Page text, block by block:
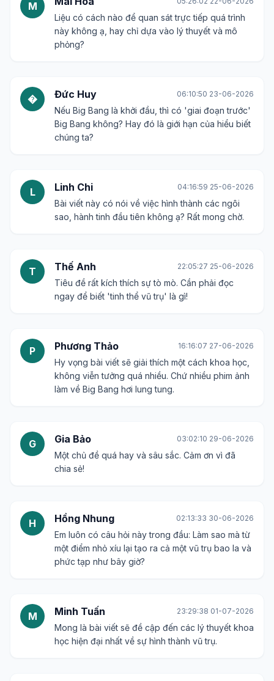
M
Liệu có cách nào để quan sát trực tiếp quá trình
này không ạ, hay chỉ dựa vào lý thuyết và mô
phỏng?
� Đức Huy 06:10:50 23-06-2026
Nếu Big Bang là khởi đầu, thì có 'giai đoạn trước'
Big Bang không? Hay đó là giới hạn của hiểu biết
chúng ta?
L Linh Chi 04:16:59 25-06-2026
Bài viết này có nói về việc hình thành các ngôi
sao, hành tinh đầu tiên không ạ? Rất mong chờ.
T Thế Anh 22:05:27 25-06-2026
Tiêu đề rất kích thích sự tò mò. Cần phải đọc
ngay để biết 'tinh thể vũ trụ' là gì!
P Phương Thảo 16:16:07 27-06-2026
Hy vọng bài viết sẽ giải thích một cách khoa học,
không viễn tưởng quá nhiều. Chứ nhiều phim ảnh
làm về Big Bang hơi lung tung.
G Gia Bảo 03:02:10 29-06-2026
Một chủ đề quá hay và sâu sắc. Cảm ơn vì đã
chia sẻ!
H Hồng Nhung 02:13:33 30-06-2026
Em luôn có câu hỏi này trong đầu: Làm sao mà từ
một điểm nhỏ xíu lại tạo ra cả một vũ trụ bao la và
phức tạp như bây giờ?
M Minh Tuấn 23:29:38 01-07-2026
Mong là bài viết sẽ đề cập đến các lý thuyết khoa
học hiện đại nhất về sự hình thành vũ trụ.